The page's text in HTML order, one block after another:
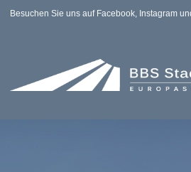
Besuchen Sie uns auf Facebook, Instagram